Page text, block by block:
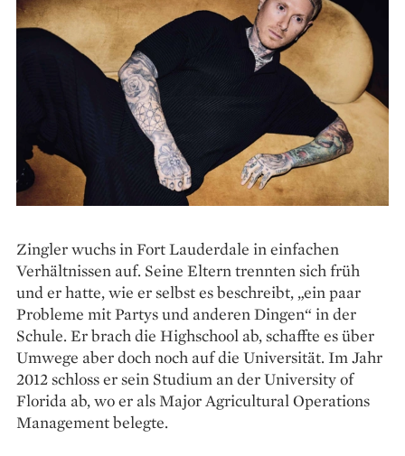
Zingler wuchs in Fort Lauderdale in einfachen
Verhältnissen auf. Seine Eltern trennten sich früh
und er hatte, wie er selbst es beschreibt, „ein paar
Probleme mit Partys und anderen Dingen“ in der
Schule. Er brach die Highschool ab, schaffte es über
Umwege aber doch noch auf die Universität. Im Jahr
2012 schloss er sein Studium an der University of
Florida ab, wo er als Major Agricultural Operations
Management belegte.